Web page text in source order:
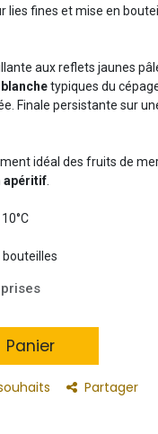
lies fines et mise en
aux reflets jaunes
typiques du
Finale persistante sur
idéal des fruits de
apéritif
bouteilles
Panier
Partager